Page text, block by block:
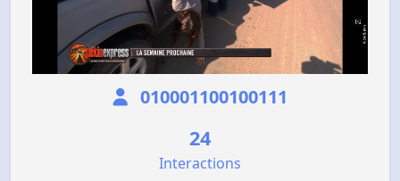
010001100100111
24
Interactions